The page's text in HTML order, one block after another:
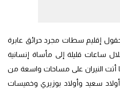
إقليم سطات مجرد حرائق عابرة
ساعات قليلة إلى مأساة إنسانية
أتت النيران على مساحات واسعة من
سعيد وأولاد بوزيري وخميسات